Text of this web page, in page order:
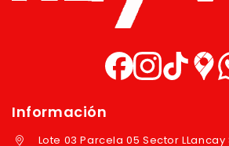
Información
Lote 03 Parcela 05 Sector LLancay